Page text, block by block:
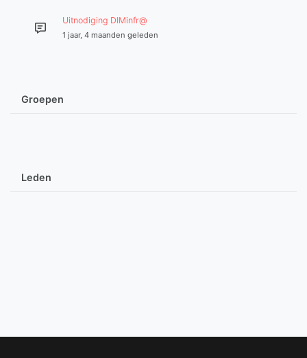
Uitnodiging DIMinfr@
1 jaar, 4 maanden geleden
Groepen
Leden